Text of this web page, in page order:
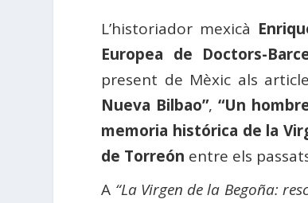
L’historiador mexicà
Europea de Doctors-
present de Mèxic als
Nueva Bilbao”, “Un
memoria histórica de la
de Torreón entre els
A “La Virgen de la Begoña: